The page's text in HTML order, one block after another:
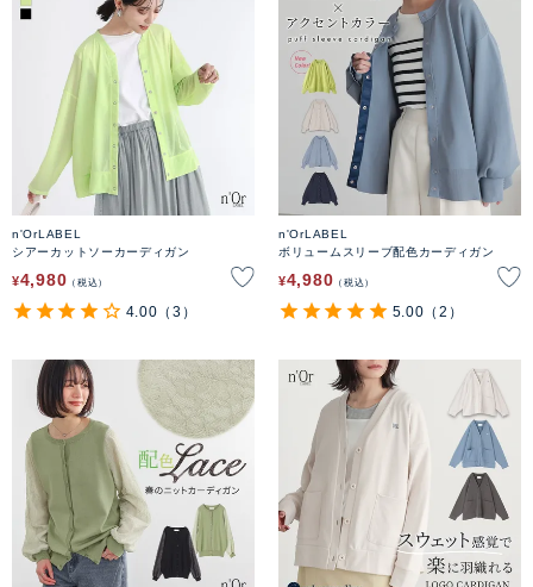
n'OrLABEL
シアーカットソーカーディガン
¥4,980 税込
4.00 （3）
n'OrLABEL
ボリュームスリーブ配色カーディガン
¥4,980 税込
5.00 （2）